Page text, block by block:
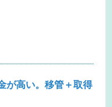
が高い。移管＋取得